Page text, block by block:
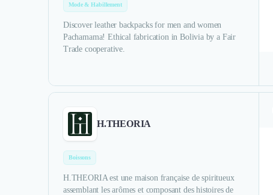
Mode & Habillement
Discover leather backpacks for men and women
Pachamama! Ethical fabrication in Bolivia by a Fair
Trade cooperative.
H.THEORIA
Boissons
H.THEORIA est une maison française de spiritueux
assemblant les arômes et composant des histoires de